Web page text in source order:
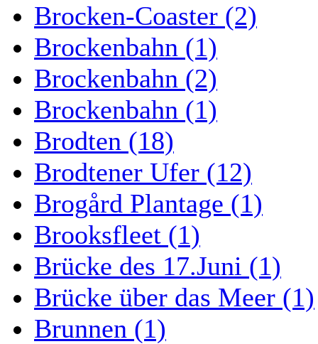
Brocken-Coaster (2)
Brockenbahn (1)
Brockenbahn (2)
Brockenbahn (1)
Brodten (18)
Brodtener Ufer (12)
Brogård Plantage (1)
Brooksfleet (1)
Brücke des 17.Juni (1)
Brücke über das Meer (1)
Brunnen (1)